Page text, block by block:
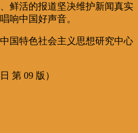
鲜活的报道坚决维护新闻真实
响中国好声音。
国特色社会主义思想研究中心
第 09 版）